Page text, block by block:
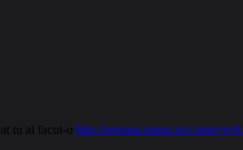
tu ai facut-o http://reteaua.emag.ro/c/marynyk